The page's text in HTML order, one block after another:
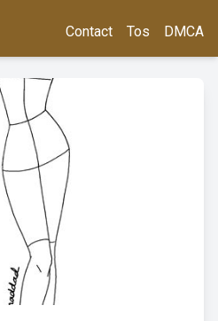
Contact Tos DMCA